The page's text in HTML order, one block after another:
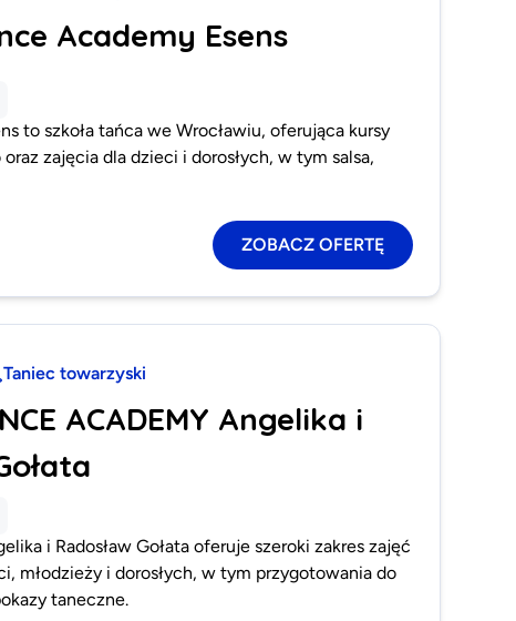
Academy Esens
to szkoła tańca we Wrocławiu, oferująca kursy
zajęcia dla dzieci i dorosłych, w tym salsa,
ZOBACZ OFERTĘ
Taniec towarzyski
ACADEMY Angelika i
i Radosław Gołata oferuje szeroki zakres zajęć
młodzieży i dorosłych, w tym przygotowania do
taneczne.